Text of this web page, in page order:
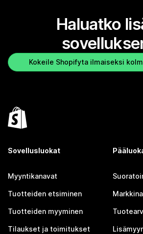
Haluatko
Kokeile Shopifyta ilmaiseksi
Sovellusluokat
Myyntikanavat
Tuotteiden etsiminen
Tuotteiden myyminen
Tilaukset ja toimitukset